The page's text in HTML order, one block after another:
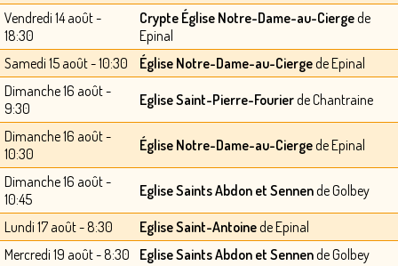
Vendredi 14 août -
18:30
Crypte Église Notre-Dame-au-Ciergede
Epinal
Samedi 15 août - 10:30
Église Notre-Dame-au-Ciergede Epinal
Dimanche 16 août -
9:30
Eglise Saint-Pierre-Fourierde Chantraine
Dimanche 16 août -
10:30
Église Notre-Dame-au-Ciergede Epinal
Dimanche 16 août -
10:45
Eglise Saints Abdon et Sennende Golbey
Lundi 17 août - 8:30 Eglise Saint-Antoinede Epinal
Mercredi 19 août - 8:30
Eglise Saints Abdon et Sennende Golbey